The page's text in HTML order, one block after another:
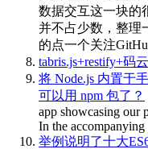
数据交互这一块的
并不占少数，整理
的点一个关注
tabris.js+restify+码
将 Node.js 内置于
可以用 npm 包了？
app showcasing our
In the
举例说明了十大